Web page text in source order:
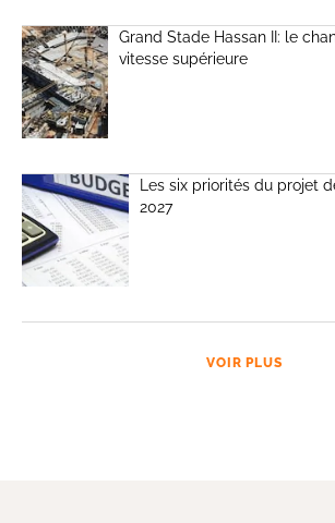
Grand Stade Hassan II: le
vitesse supérieure
Les six priorités du projet
2027
VOIR PLUS